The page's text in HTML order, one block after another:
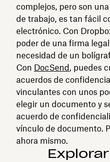
complejos, pero son
de trabajo, es tan fácil
electrónico. Con
poder de una firma
necesidad de un
Con DocSend, puedes
acuerdos de
vinculantes con unos
elegir un documento y
acuerdo de
vínculo de documento.
ahora mismo.